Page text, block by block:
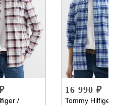
/
16 990 ₽
Tommy Hilfiger